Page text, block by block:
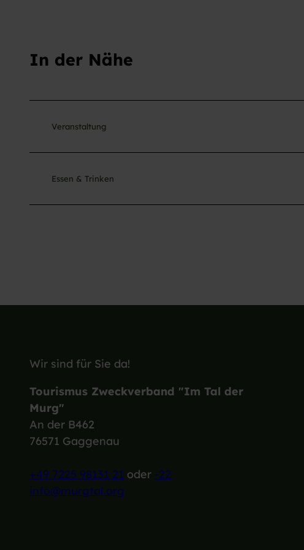
In der Nähe
Veranstaltung
Essen & Trinken
Wir sind für Sie da!
Tourismus Zweckverband "Im Tal der
Murg"
An der B462
76571 Gaggenau
+49 7225 98131 21 oder -22
info@murgtal.org